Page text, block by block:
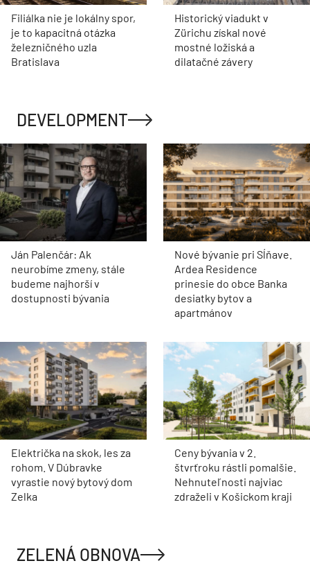
Filiálka nie je lokálny spor,
je to kapacitná otázka
železničného uzla
Bratislava
Historický viadukt v
Zürichu získal nové
mostné ložiská a
dilatačné závery
DEVELOPMENT
Ján Palenčár: Ak
neurobíme zmeny, stále
budeme najhorší v
dostupnosti bývania
Nové bývanie pri Sĺňave.
Ardea Residence
prinesie do obce Banka
desiatky bytov a
apartmánov
Električka na skok, les za
rohom. V Dúbravke
vyrastie nový bytový dom
Zelka
Ceny bývania v 2.
štvrťroku rástli pomalšie.
Nehnuteľnosti najviac
zdraželi v Košickom kraji
ZELENÁ OBNOVA